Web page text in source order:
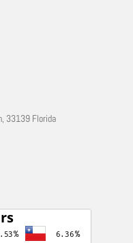
33139 Florida